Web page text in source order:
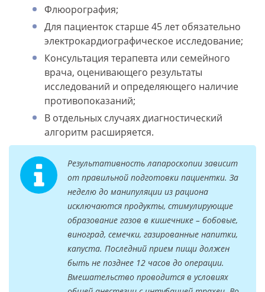
Флюорография;
Для пациенток старше 45 лет обязательно
электрокардиографическое исследование;
Консультация терапевта или семейного
врача, оценивающего результаты
исследований и определяющего наличие
противопоказаний;
В отдельных случаях диагностический
алгоритм расширяется.
Результативность лапароскопии зависит
от правильной подготовки пациентки. За
неделю до манипуляции из рациона
исключаются продукты, стимулирующие
образование газов в кишечнике – бобовые,
виноград, семечки, газированные напитки,
капуста. Последний прием пищи должен
быть не позднее 12 часов до операции.
Вмешательство проводится в условиях